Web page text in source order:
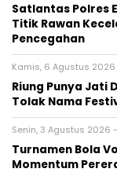
Satlantas Polres
Titik Rawan
Pencegahan
Kamis, 6 Agustus 2026
Riung Punya Jati
Tolak Nama
Senin, 3 Agustus 2026 -
Turnamen Bola
Momentum